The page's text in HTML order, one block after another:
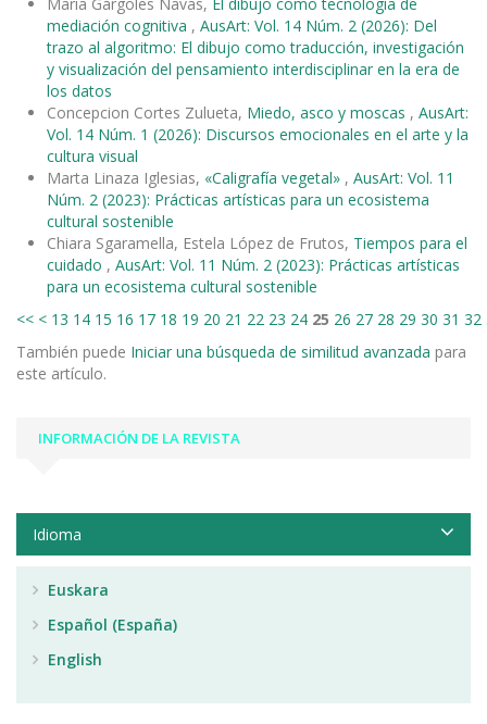
mediación cognitiva , AusArt: Vol. 14 Núm. 2 (2026): Del
trazo al algoritmo: El dibujo como traducción, investigación
y visualización del pensamiento interdisciplinar en la era de
los datos
Concepcion Cortes Zulueta, Miedo, asco y moscas , AusArt:
Vol. 14 Núm. 1 (2026): Discursos emocionales en el arte y la
cultura visual
Marta Linaza Iglesias, «Caligrafía vegetal» , AusArt: Vol. 11
Núm. 2 (2023): Prácticas artísticas para un ecosistema
cultural sostenible
Chiara Sgaramella, Estela López de Frutos, Tiempos para el
cuidado , AusArt: Vol. 11 Núm. 2 (2023): Prácticas artísticas
para un ecosistema cultural sostenible
<< < 13 14 15 16 17 18 19 20 21 22 23 24 25 26 27 28 29 30 31 32
También puede Iniciar una búsqueda de similitud avanzada para
este artículo.
INFORMACIÓN DE LA REVISTA
Idioma
Euskara
Español (España)
English